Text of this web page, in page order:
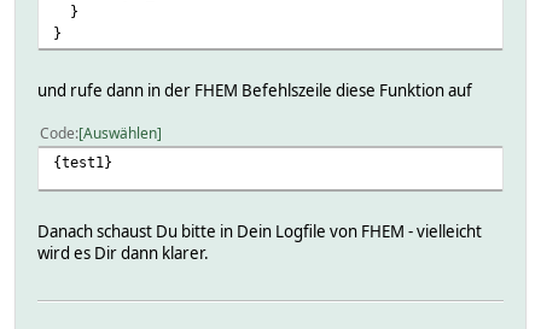
}
}
und rufe dann in der FHEM Befehlszeile diese Funktion auf
Code Auswählen
{test1}
Danach schaust Du bitte in Dein Logfile von FHEM - vielleicht
wird es Dir dann klarer.